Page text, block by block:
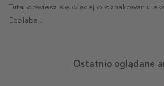
Tutaj dowiesz się więcej o oznakowaniu
Ecolabel.
Ostatnio oglądane